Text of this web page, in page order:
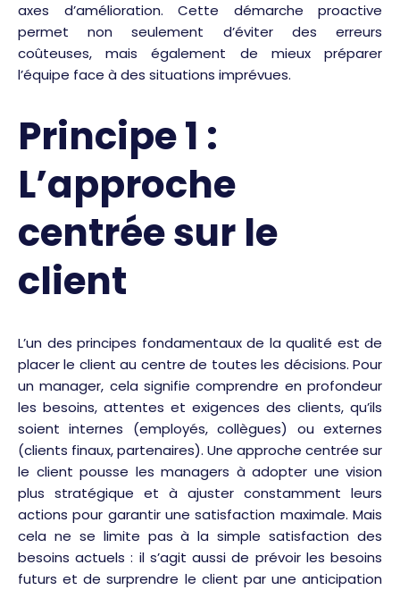
axes d’amélioration. Cette démarche proactive
permet non seulement d’éviter des erreurs
coûteuses, mais également de mieux préparer
l’équipe face à des situations imprévues.
Principe 1 :
L’approche
centrée sur le
client
L’un des principes fondamentaux de la qualité est de
placer le client au centre de toutes les décisions. Pour
un manager, cela signifie comprendre en profondeur
les besoins, attentes et exigences des clients, qu’ils
soient internes (employés, collègues) ou externes
(clients finaux, partenaires). Une approche centrée sur
le client pousse les managers à adopter une vision
plus stratégique et à ajuster constamment leurs
actions pour garantir une satisfaction maximale. Mais
cela ne se limite pas à la simple satisfaction des
besoins actuels : il s’agit aussi de prévoir les besoins
futurs et de surprendre le client par une anticipation